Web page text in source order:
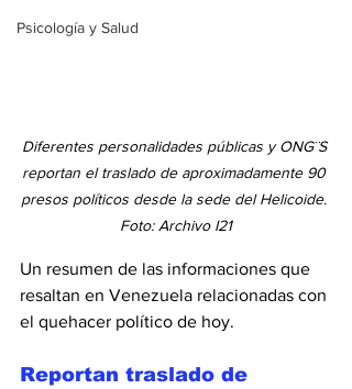
Psicología y Salud
Diferentes personalidades públicas y ONG¨S
reportan el traslado de aproximadamente 90
presos políticos desde la sede del Helicoide.
Foto: Archivo I21
Un resumen de las informaciones que
resaltan en Venezuela relacionadas con
el quehacer político de hoy.
Reportan traslado de